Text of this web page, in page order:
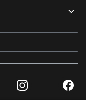
Instagram